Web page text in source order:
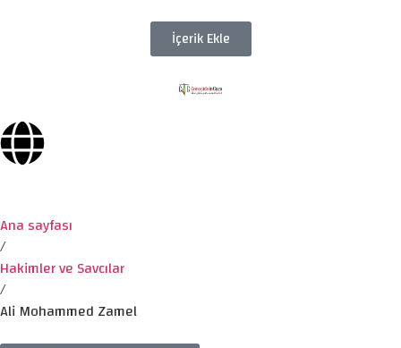
İçerik Ekle
Ana sayfası
/
Hakimler ve Savcılar
/
Ali Mohammed Zamel